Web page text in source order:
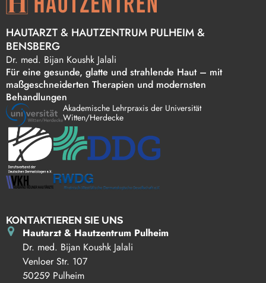
HAUTARZT & HAUTZENTRUM PULHEIM &
BENSBERG
Dr. med. Bi jan Koushk Jalali
Für eine gesunde, glatte und strahlende Haut – mit
maßgeschneiderten Therapien und modernsten
Behandlungen
Akademische Lehrpraxis der Universität
Witten/Herdecke
KONTAKTIEREN SIE UNS
Hautarzt & Hautzentrum Pulheim
Dr. med. Bijan Koushk Jalali
Venloer Str. 107
50259 Pulheim